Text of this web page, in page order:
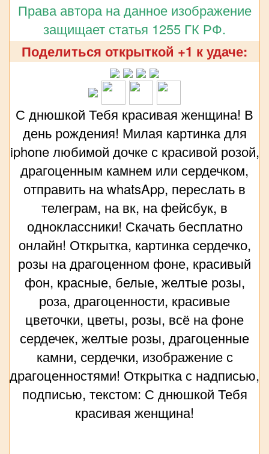
Права автора на данное изображение
защищает статья 1255 ГК РФ.
Поделиться открыткой +1 к удаче:
С днюшкой Тебя красивая женщина! В
день рождения! Милая картинка для
iphone любимой дочке с красивой розой,
драгоценным камнем или сердечком,
отправить на whatsApp, переслать в
телеграм, на вк, на фейсбук, в
одноклассники! Скачать бесплатно
онлайн! Открытка, картинка сердечко,
розы на драгоценном фоне, красивый
фон, красные, белые, желтые розы,
роза, драгоценности, красивые
цветочки, цветы, розы, всё на фоне
сердечек, желтые розы, драгоценные
камни, сердечки, изображение с
драгоценностями! Открытка с надписью,
подписью, текстом: С днюшкой Тебя
красивая женщина!